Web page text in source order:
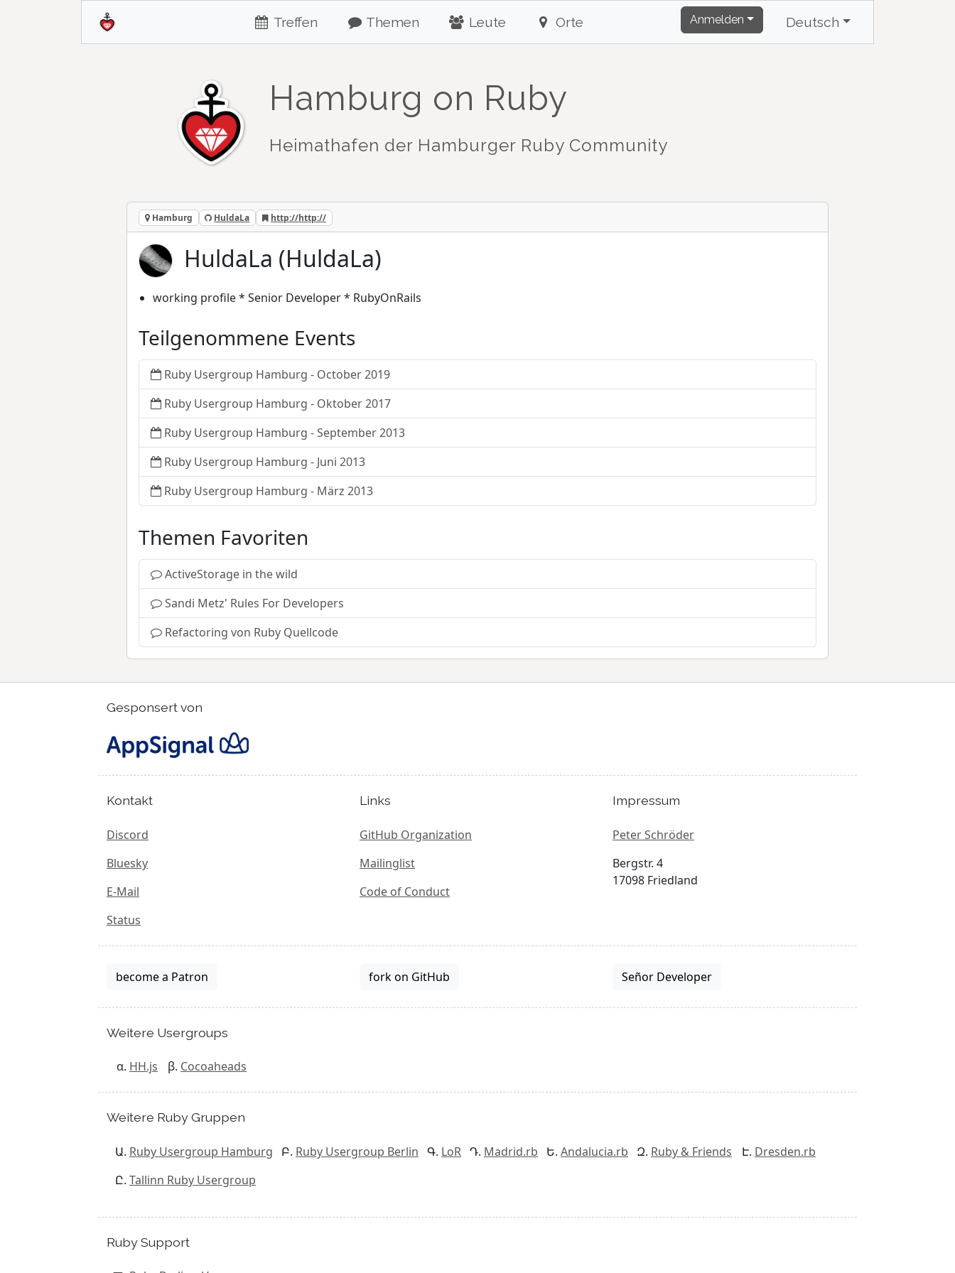
Treffen Themen Leute Orte Anmelden Deutsch
Hamburg on Ruby
Heimathafen der Hamburger Ruby Community
Hamburg HuldaLa http://http://
HuldaLa (HuldaLa)
working profile * Senior Developer * RubyOnRails
Teilgenommene Events
Ruby Usergroup Hamburg - October 2019
Ruby Usergroup Hamburg - Oktober 2017
Ruby Usergroup Hamburg - September 2013
Ruby Usergroup Hamburg - Juni 2013
Ruby Usergroup Hamburg - März 2013
Themen Favoriten
ActiveStorage in the wild
Sandi Metz' Rules For Developers
Refactoring von Ruby Quellcode
Gesponsert von
Kontakt
Discord
Bluesky
E-Mail
Status
Links
GitHub Organization
Mailinglist
Code of Conduct
Impressum
Peter Schröder
Bergstr. 4
17098 Friedland
become a Patron fork on GitHub Señor Developer
Weitere Usergroups
HH.js Cocoaheads
Weitere Ruby Gruppen
Ruby Usergroup Hamburg Ruby Usergroup Berlin LoR Madrid.rb Andalucia.rb Ruby & Friends
Dresden.rb
Tallinn Ruby Usergroup
Ruby Support